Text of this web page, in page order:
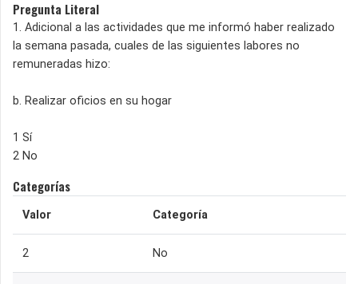
Pregunta Literal
1. Adicional a las actividades que me informó haber realizado
la semana pasada, cuales de las siguientes labores no
remuneradas hizo:
b. Realizar oficios en su hogar
1 Sí
2 No
Categorías
Valor Categoría
2 No